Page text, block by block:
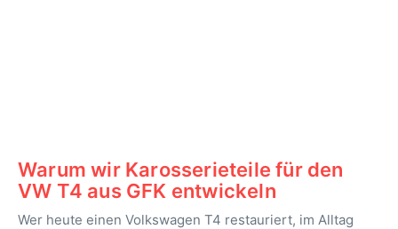
Warum wir Karosserieteile für den
VW T4 aus GFK entwickeln
Wer heute einen Volkswagen T4 restauriert, im Alltag